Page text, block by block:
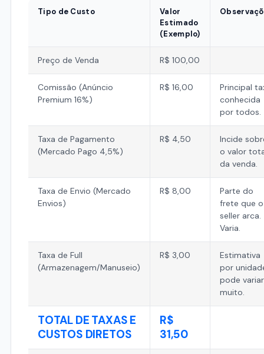
Tipo de Custo
Valor
Estimado
(Exemplo)
Preço de Venda R$ 100,00
Comissão (Anúncio
Premium 16%)
R$ 16,00
Principal
conhecida
por todos.
Taxa de Pagamento
(Mercado Pago 4,5%)
R$ 4,50
Incide
o valor
da venda.
Taxa de Envio (Mercado
Envios)
R$ 8,00
Parte do
frete que o
seller arca.
Varia.
Taxa de Full
(Armazenagem/Manuseio)
R$ 3,00
Estimativa
por
pode variar
muito.
TOTAL DE TAXAS E
CUSTOS DIRETOS
R$
31,50